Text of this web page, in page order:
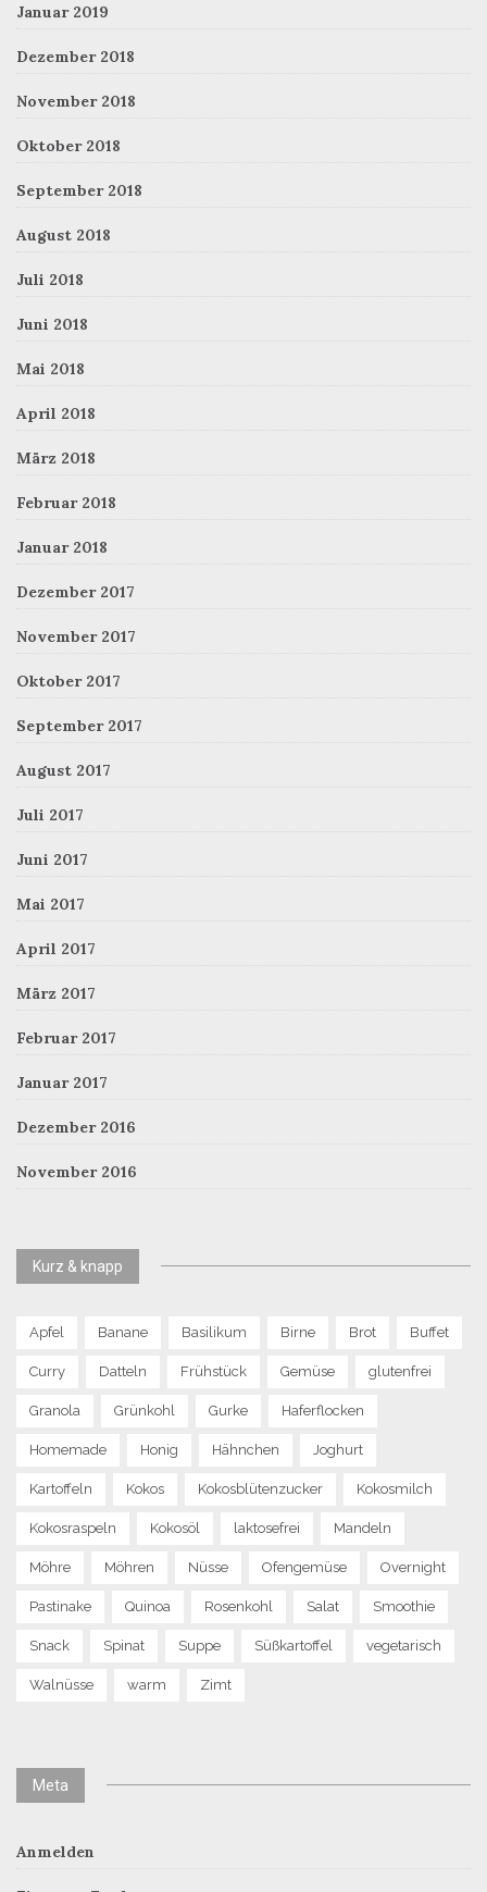
Januar 2019
Dezember 2018
November 2018
Oktober 2018
September 2018
August 2018
Juli 2018
Juni 2018
Mai 2018
April 2018
März 2018
Februar 2018
Januar 2018
Dezember 2017
November 2017
Oktober 2017
September 2017
August 2017
Juli 2017
Juni 2017
Mai 2017
April 2017
März 2017
Februar 2017
Januar 2017
Dezember 2016
November 2016
Kurz & knapp
Apfel Banane Basilikum Birne Brot Buffet
Curry Datteln Frühstück Gemüse glutenfrei
Granola Grünkohl Gurke Haferflocken
Homemade Honig Hähnchen Joghurt
Kartoffeln Kokos Kokosblütenzucker Kokosmilch
Kokosraspeln Kokosöl laktosefrei Mandeln
Möhre Möhren Nüsse Ofengemüse Overnight
Pastinake Quinoa Rosenkohl Salat Smoothie
Snack Spinat Suppe Süßkartoffel vegetarisch
Walnüsse warm Zimt
Meta
Anmelden